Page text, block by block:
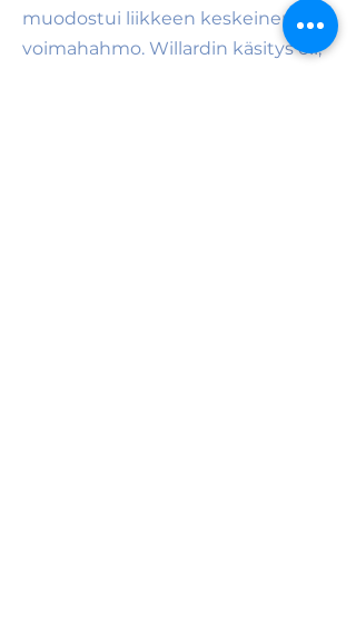
muodostui liikkeen keskeinen
voimahahmo. Willardin käsitys oli,